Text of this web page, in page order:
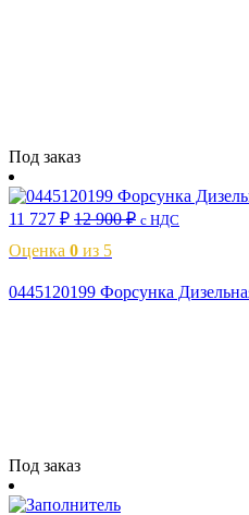
Под заказ
11 727 ₽ 12 900₽ с НДС
Оценка 0 из 5
0445120199 Форсунка
Под заказ